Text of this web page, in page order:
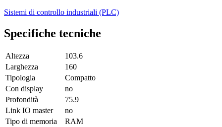
Sistemi di controllo industriali (PLC)
Specifiche tecniche
Altezza
103.6
Larghezza
160
Tipologia
Compatto
Con display
no
Profondità
75.9
Link IO master
no
Tipo di memoria
RAM